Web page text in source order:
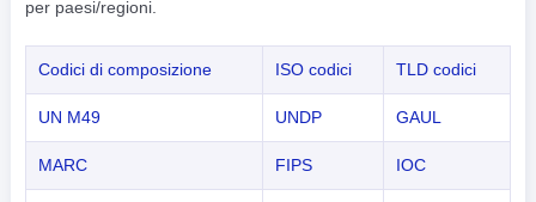
per paesi/regioni.
Codici di composizione ISO codici TLD codici
UN M49 UNDP GAUL
MARC FIPS IOC